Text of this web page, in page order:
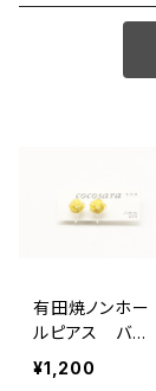
有田焼ノンホー
ルピアス バラ
イエロー
¥1,200